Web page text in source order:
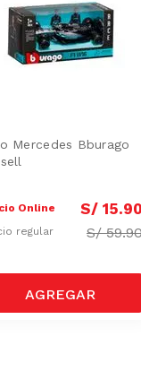
Mercedes Bburago
Online S/ 15.
regular S/